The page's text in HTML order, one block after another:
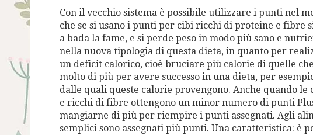
Con il vecchio sistema è possibile utilizzare i punti nel
che se si usano i punti per cibi ricchi di proteine e fibre
a bada la fame, e si perde peso in modo più sano e
nella nuova tipologia di questa dieta, in quanto per
un deficit calorico, cioè bruciare più calorie di quelle
molto di più per avere successo in una dieta, per
dalle quali queste calorie provengono. Anche quando
e ricchi di fibre ottengono un minor numero di punti
mangiarne di più per riempire i punti assegnati. Agli
semplici sono assegnati più punti. Una caratteristica: è